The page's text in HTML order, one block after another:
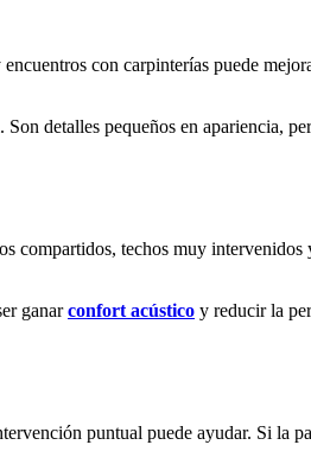
con carpinterías puede
detalles pequeños en apariencia,
compartidos, techos muy intervenidos
ganarconfort acústico y reducir la
puntual puede ayudar. Si la